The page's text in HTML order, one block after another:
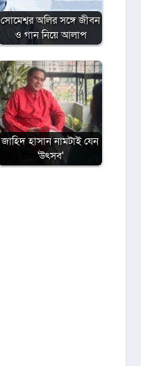
সোমেশ্বর অলির সঙ্গে জীবন
ও গান নিয়ে আলাপ
জাহিদ হাসান নামটাই যেন
'উৎসব'